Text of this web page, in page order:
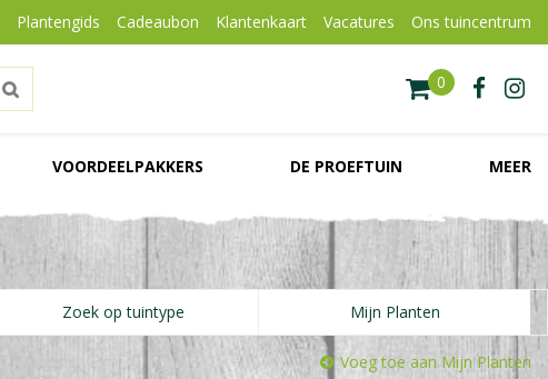
Plantengids Cadeaubon Klantenkaart Vacatures Ons tuincentrum
VOORDEELPAKKERS DE PROEFTUIN MEER
Zoek op tuintype Mijn Planten
Voeg toe aan Mijn Planten